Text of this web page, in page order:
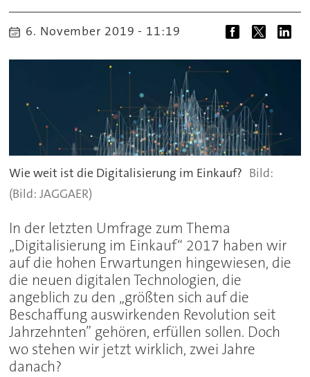
6. November 2019 - 11:19
Wie weit ist die Digitalisierung im Einkauf?
(Bild: JAGGAER)
In der letzten Umfrage zum Thema
„Digitalisierung im Einkauf“ 2017 haben wir
auf die hohen Erwartungen hingewiesen, die
die neuen digitalen Technologien, die
angeblich zu den „größten sich auf die
Beschaffung auswirkenden Revolution seit
Jahrzehnten” gehören, erfüllen sollen. Doch
wo stehen wir jetzt wirklich, zwei Jahre
danach?